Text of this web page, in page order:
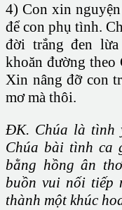
4) Con xin
để con phụ tình.
đời trắng đen
khoăn đường theo
Xin nâng đỡ con
mơ mà thôi.
ĐK. Chúa là tình
Chúa bài tình ca
bằng hồng ân
buồn vui nối tiếp
thành một khúc